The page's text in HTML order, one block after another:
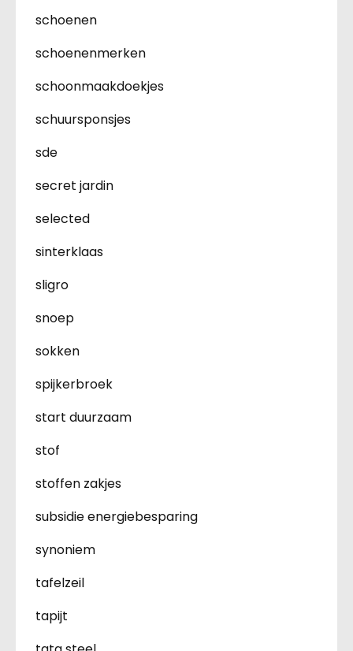
schoenen
schoenenmerken
schoonmaakdoekjes
schuursponsjes
sde
secret jardin
selected
sinterklaas
sligro
snoep
sokken
spijkerbroek
start duurzaam
stof
stoffen zakjes
subsidie energiebesparing
synoniem
tafelzeil
tapijt